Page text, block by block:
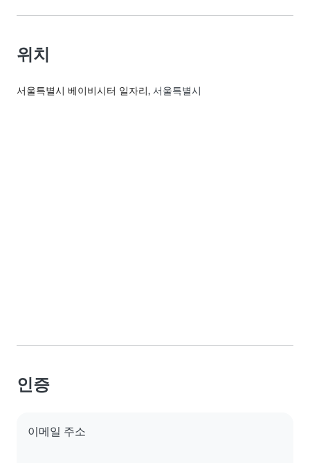
위치
서울특별시 베이비시터 일자리, 서울특별시
인증
이메일 주소